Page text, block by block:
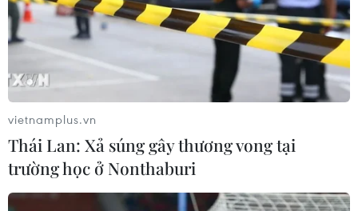
nguy hiểm trong mùa mưa lũ
29/08/2019 04:37
Có mặt tại bản Tạ, xã Quang Phong, phóng viên tận
mắt chứng kiến cây cầu đã gần như đổ sập một phần
xuống suối, chỉ còn lại một phần đường cho xe qua lại.
vietnamplus.vn
Thái Lan: Xả súng gây thương vong tại
trường học ở Nonthaburi